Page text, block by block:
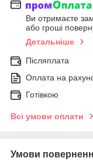
Ви отримаєте
або гроші
Детальніше
Післяплата
Оплата на
Готівкою
Всі умови оплати
Умови